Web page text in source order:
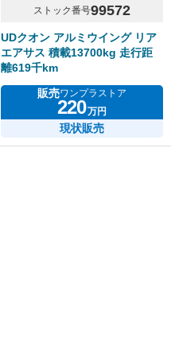
ストック番号99572
UDクオン アルミウイング リア
エアサス 積載13700kg 走行距
離619千km
販売ワンプラストア
220万円
現状販売